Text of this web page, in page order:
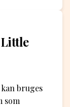
bruges
som